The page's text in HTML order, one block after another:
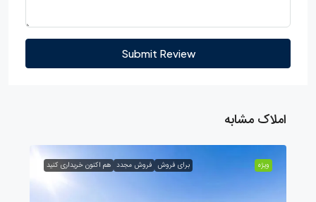
Submit Review
املاک مشابه
ویژه برای فروش فروش مجدد هم اکنون خریداری کنید